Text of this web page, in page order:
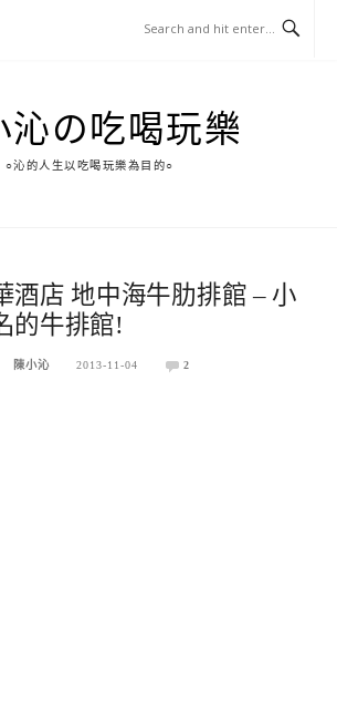
沁の吃喝玩樂
○沁的人生以吃喝玩樂為目的○
酒店 地中海牛肋排館 – 小
的牛排館!
陳小沁 2013-11-04 2